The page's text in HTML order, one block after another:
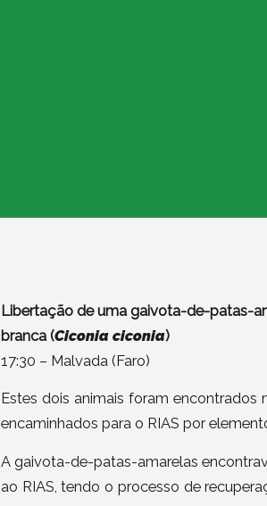
Libertação de uma gaivota-de-patas-
branca (Ciconia ciconia)
17:30 – Malvada (Faro)
Estes dois animais foram encontrados
encaminhados para o RIAS por
A gaivota-de-patas-amarelas
ao RIAS, tendo o processo de